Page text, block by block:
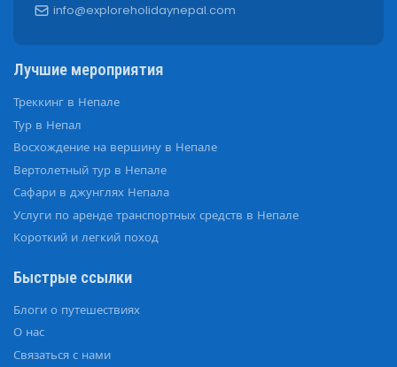
info@exploreholidaynepal.com
Лучшие мероприятия
Треккинг в Непале
Тур в Непал
Восхождение на вершину в Непале
Вертолетный тур в Непале
Сафари в джунглях Непала
Услуги по аренде транспортных средств в Непале
Короткий и легкий поход
Быстрые ссылки
Блоги о путешествиях
О нас
Связаться с нами